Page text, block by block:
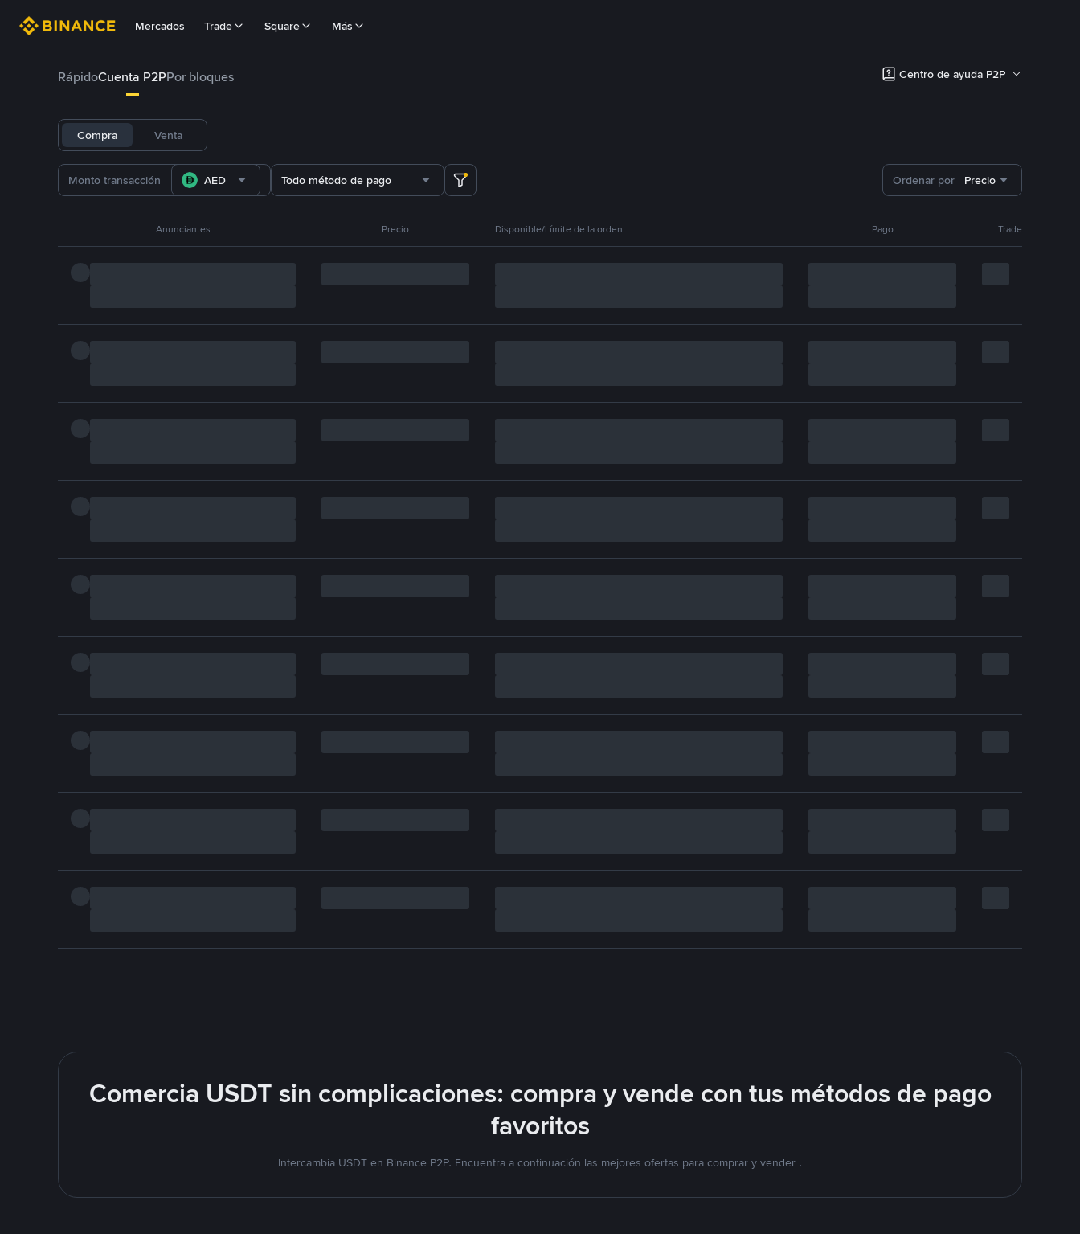
Mercados Trade Square Más
RápidoCuenta P2PPor bloques Centro de ayuda P2P
Compra Venta
AED Todo método de pago Ordenar por Precio
Anunciantes Precio Disponible/Límite de la orden Pago Trade
Comercia USDT sin complicaciones: compra y vende con tus métodos de pago
favoritos
Intercambia USDT en Binance P2P. Encuentra a continuación las mejores ofertas para comprar y vender .